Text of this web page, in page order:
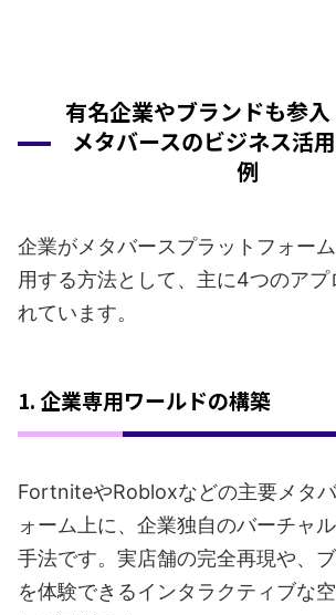
有名企業やブランドも参
メタバースのビジネス活
例
企業がメタバースプラットフォー
用する方法として、主に4つのアプ
れています。
1. 企業専用ワールドの構築
FortniteやRobloxなどの主要メタ
ォーム上に、企業独自のバーチャ
手法です。実店舗の完全再現や、
を体験できるインタラクティブな